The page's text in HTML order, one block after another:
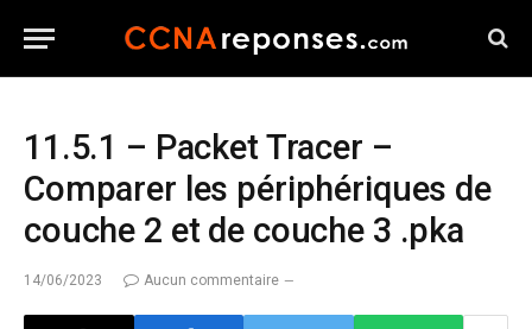
11.5.1 – Packet Tracer –
Comparer les périphériques de
couche 2 et de couche 3 .pka
14/06/2023 Aucun commentaire